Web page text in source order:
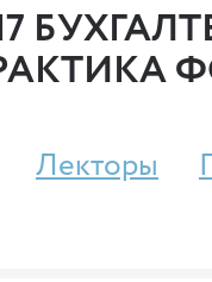
Лекторы